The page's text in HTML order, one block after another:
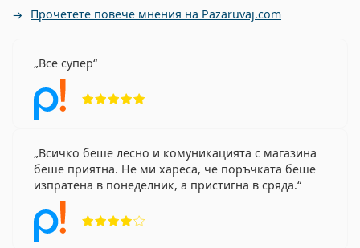
Прочетете повече мнения на Pazaruvaj.com
Все супер
Всичко беше лесно и комуникацията с магазина
беше приятна. Не ми хареса, че поръчката беше
изпратена в понеделник, а пристигна в сряда.